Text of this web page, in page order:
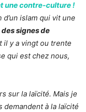
une contre-culture !
islam qui vit une
signes de
il y a vingt ou trente
qui est chez nous,
sur la laïcité. Mais je
demandent à la laïcité